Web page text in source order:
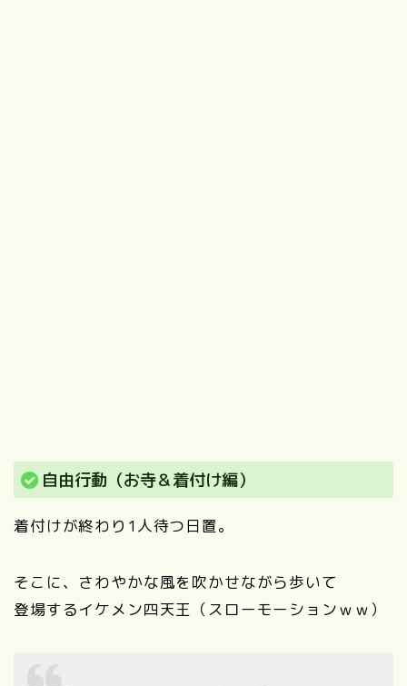
自由行動（お寺＆着付け編）
着付けが終わり1人待つ日置。
そこに、さわやかな風を吹かせながら歩いて
登場するイケメン四天王（スローモーションｗｗ）